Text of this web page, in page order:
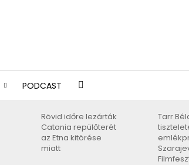
PODCAST
Rövid időre lezárták
Catania repülőterét
az Etna kitörése
miatt
Tarr